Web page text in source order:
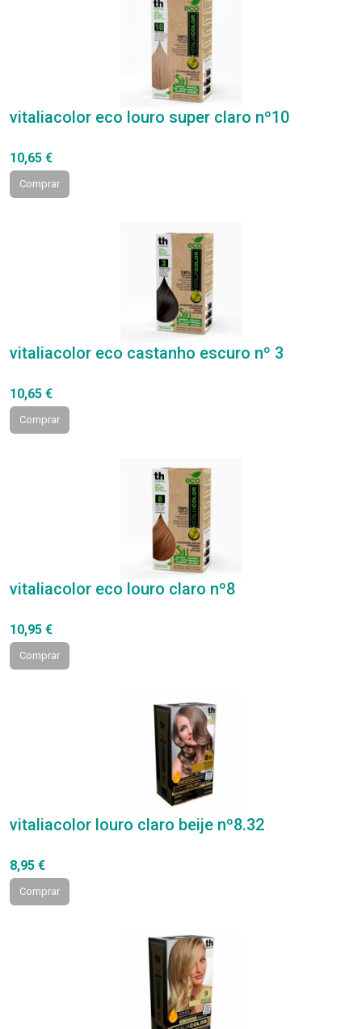
vitaliacolor eco louro super claro nº10
10,65 €
Comprar
vitaliacolor eco castanho escuro nº 3
10,65 €
Comprar
vitaliacolor eco louro claro nº8
10,95 €
Comprar
vitaliacolor louro claro beije nº8.32
8,95 €
Comprar